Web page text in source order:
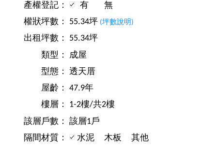
產權登記：
有
無
權狀坪數：
55.34坪 (坪數說明)
出租坪數：
55.34坪
類型：
成屋
型態：
透天厝
屋齡：
47.9年
樓層：
1-2樓/共2樓
該層戶數：
該層1戶
隔間材質：
水泥 木板 其他